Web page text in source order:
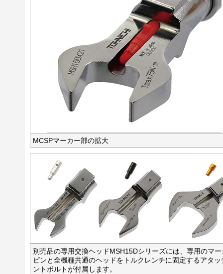
MCSPマーカー部の拡大
別売品の専用交換ヘッドMSH15Dシリーズには、専用のマー
ピンと全機種共通のヘッドをトルクレンチに固定するアタッ
ントボルトが付属します。